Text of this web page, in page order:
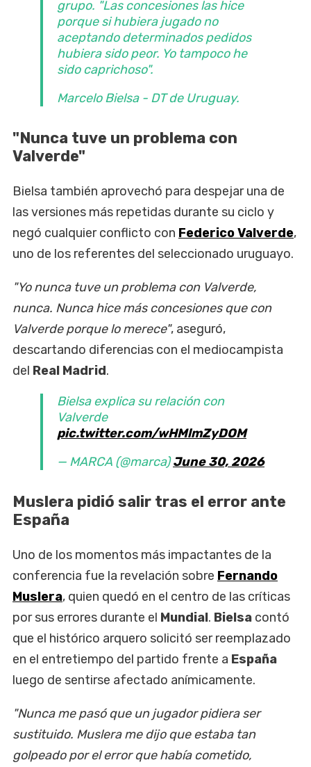
grupo. "Las concesiones las hice
porque si hubiera jugado no
aceptando determinados pedidos
hubiera sido peor. Yo tampoco he
sido caprichoso".
Marcelo Bielsa - DT de Uruguay.
"Nunca tuve un problema con
Valverde"
Bielsa también aprovechó para despejar una de
las versiones más repetidas durante su ciclo y
negó cualquier conflicto con Federico Valverde,
uno de los referentes del seleccionado uruguayo.
"Yo nunca tuve un problema con Valverde,
nunca. Nunca hice más concesiones que con
Valverde porque lo merece", aseguró,
descartando diferencias con el mediocampista
del Real Madrid.
Bielsa explica su relación con
Valverde
pic.twitter.com/wHMlmZyDOM
— MARCA (@marca)June 30, 2026
Muslera pidió salir tras el error ante
España
Uno de los momentos más impactantes de la
conferencia fue la revelación sobre Fernando
Muslera, quien quedó en el centro de las críticas
por sus errores durante el Mundial. Bielsa contó
que el histórico arquero solicitó ser reemplazado
en el entretiempo del partido frente a España
luego de sentirse afectado anímicamente.
"Nunca me pasó que un jugador pidiera ser
sustituido. Muslera me dijo que estaba tan
golpeado por el error que había cometido,